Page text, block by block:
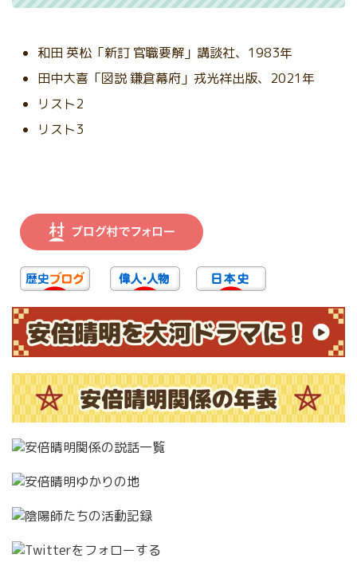
和田 英松「新訂 官職要解」講談社、1983年
田中大喜「図説 鎌倉幕府」戎光祥出版、2021年
リスト2
リスト3